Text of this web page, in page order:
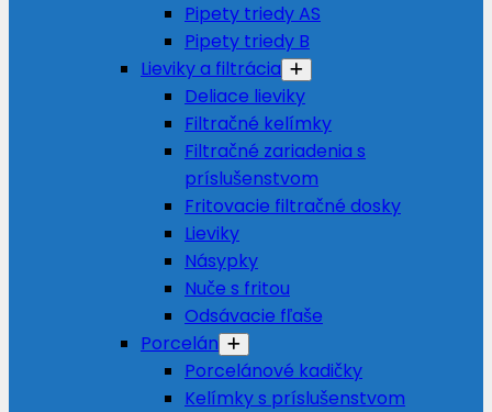
Pipety triedy AS
Pipety triedy B
Lieviky a filtrácia
Deliace lieviky
Filtračné kelímky
Filtračné zariadenia s
príslušenstvom
Fritovacie filtračné dosky
Lieviky
Násypky
Nuče s fritou
Odsávacie fľaše
Porcelán
Porcelánové kadičky
Kelímky s príslušenstvom